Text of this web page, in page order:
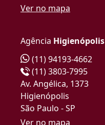
Ver no mapa
Agência Higienópolis
(11) 94193-4662
(11) 3803-7995
Av. Angélica, 1373
Higienópolis
São Paulo - SP
Ver no mapa